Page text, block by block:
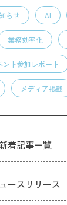
らせ AI
業務効率化
ント参加レポート
メディア掲載
新着記事一覧
ースリリース